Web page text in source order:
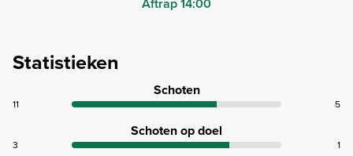
Aftrap 14:00
Statistieken
Schoten
11 5
Schoten op doel
3 1